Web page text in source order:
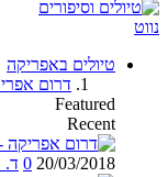
נווט
טיולים באפריקה
דרום
Featured
Recent
20/03/2018
0 ד.